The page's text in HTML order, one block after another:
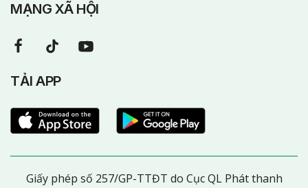
MẠNG XÃ HỘI
TẢI APP
Giấy phép số 257/GP-TTĐT do Cục QL Phát thanh